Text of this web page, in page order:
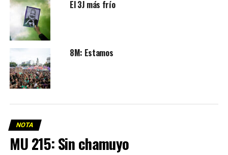
El 3J más frío
8M: Estamos
NOTA
MU 215: Sin chamuyo